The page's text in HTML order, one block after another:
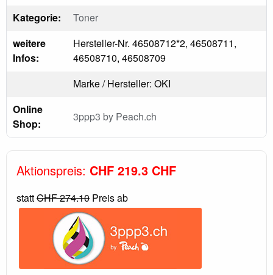
Kategorie:
Toner
weitere
Infos:
Hersteller-Nr. 46508712*2, 46508711,
46508710, 46508709
Marke / Hersteller: OKI
Online
Shop:
3ppp3 by Peach.ch
Aktionspreis: CHF 219.3 CHF
stattCHF 274.10 Preis ab